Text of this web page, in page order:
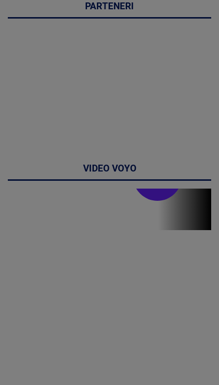
PARTENERI
VIDEO VOYO